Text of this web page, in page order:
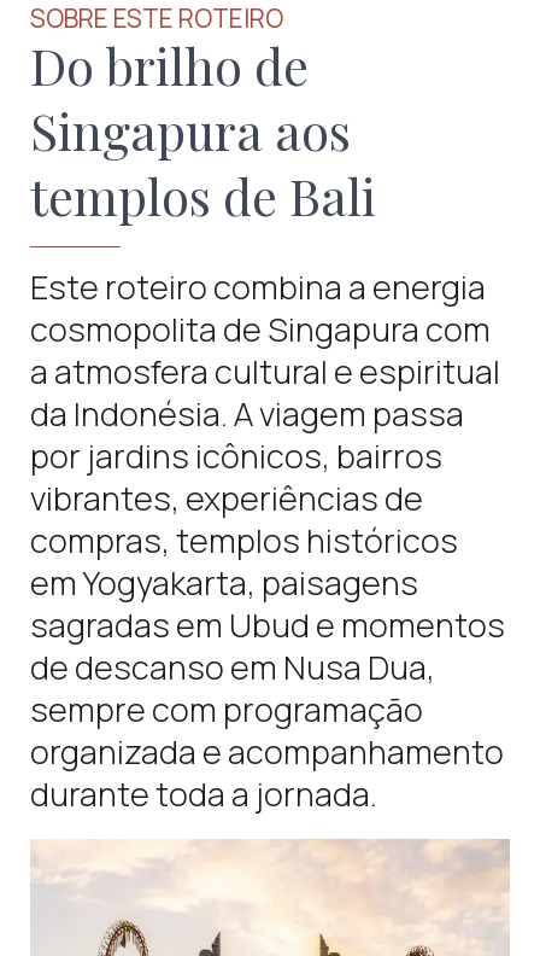
SOBRE ESTE ROTEIRO
Do brilho de
Singapura aos
templos de Bali
Este roteiro combina a energia
cosmopolita de Singapura com
a atmosfera cultural e espiritual
da Indonésia. A viagem passa
por jardins icônicos, bairros
vibrantes, experiências de
compras, templos históricos
em Yogyakarta, paisagens
sagradas em Ubud e momentos
de descanso em Nusa Dua,
sempre com programação
organizada e acompanhamento
durante toda a jornada.